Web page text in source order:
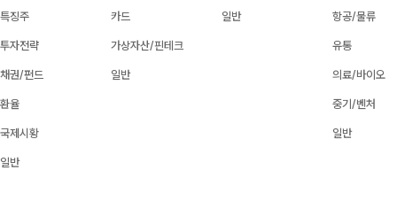
특징주
투자전략
채권/펀드
환율
국제시황
일반
카드
가상자산/핀테크
일반
일반 항공/물류
유통
의료/바이오
중기/벤처
일반